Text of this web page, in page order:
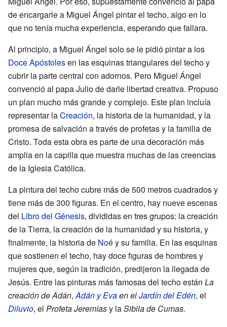
de encargarle a Miguel Ángel pintar el techo, algo en lo
que no tenía mucha experiencia, esperando que fallara.
Al principio, a Miguel Ángel solo se le pidió pintar a los
Doce Apóstolesen las esquinas triangulares del techo y
cubrir la parte central con adornos. Pero Miguel Ángel
convenció al papa Julio de darle libertad creativa. Propuso
un plan mucho más grande y complejo. Este plan incluía
representar laCreación, la historia de la humanidad, y la
promesa de salvación a través de profetas y la familia de
Cristo. Toda esta obra es parte de una decoración más
amplia en la capilla que muestra muchas de las creencias
de la Iglesia Católica.
La pintura del techo cubre más de 500 metros cuadrados y
tiene más de 300 figuras. En el centro, hay nueve escenas
del Libro del Génesis, divididas en tres grupos: la creación
de la Tierra, la creación de la humanidad y su historia, y
finalmente, la historia de Noéy su familia. En las esquinas
que sostienen el techo, hay doce figuras de hombres y
mujeres que, según la tradición, predijeron la llegada de
Jesús. Entre las pinturas más famosas del techo están La
creación de Adán,Adán y Evaen elJardín del Edén, el
Diluvio, el Profeta Jeremíasy laSibila de Cumas.